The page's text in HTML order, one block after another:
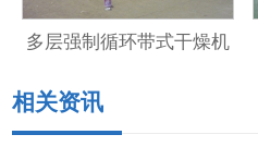
多层强制循环带式干燥机
相关资讯